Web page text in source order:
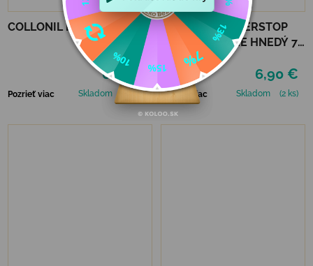
COLLONIL KREPOVÁ KEFA
6,90 €
Pozrieť viac Skladom (>5 ks)
COLLONIL WATERSTOP
KRÉM STREDNE HNEDÝ 75
ml
6,90 €
Pozrieť viac Skladom (2 ks)